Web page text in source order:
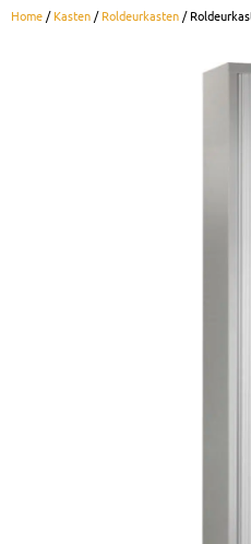
Home/Kasten/Roldeurkasten/